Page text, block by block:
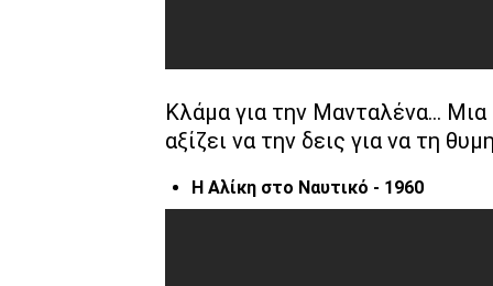
Κλάμα για την Μανταλένα… Μια
αξίζει να την δεις για να τη
Η Αλίκη στο Ναυτικό - 1960